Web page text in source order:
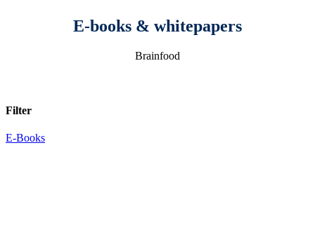
E-books & whitepapers
Brainfood
Filter
E-Books